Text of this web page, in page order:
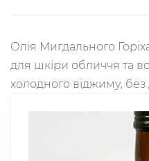
Олія Мигдального
для шкіри обличчя та
холодного віджиму, без